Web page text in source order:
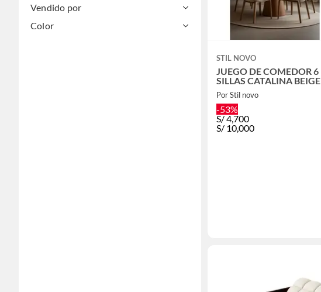
Vendido por
Color
STIL NOVO
JUEGO DE COMEDOR 6
SILLAS CATALINA BEIGE
Por Stil novo
-53%
S/4,700
S/ 10,000